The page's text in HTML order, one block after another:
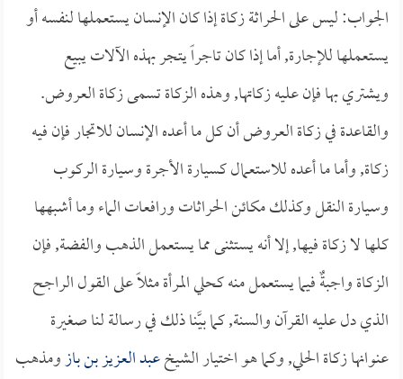
الجواب: ليس على الحراثة زكاة إذا كان الإنسان يستعملها لنفسه أو
يستعملها للإجارة, أما إذا كان تاجراً يتجر بهذه الآلات يبيع
ويشتري بها فإن عليه زكاتها, وهذه الزكاة تسمى زكاة العروض.
والقاعدة في زكاة العروض أن كل ما أعده الإنسان للاتجار فإن فيه
زكاة, وأما ما أعده للاستعمال كسيارة الأجرة وسيارة الركوب
وسيارة النقل وكذلك مكائن الحراثات ورافعات الماء وما أشبهها
كلها لا زكاة فيها, إلا أنه يستثنى مما يستعمل الذهب والفضة, فإن
الزكاة واجبةٌ فيما يستعمل منه كحلي المرأة مثلاً على القول الراجح
الذي دل عليه القرآن والسنة, كما بيَّنا ذلك في رسالة لنا صغيرة
عنوانها زكاة الحلي, وكما هو اختيار الشيخعبد العزيز بن بازومذهب